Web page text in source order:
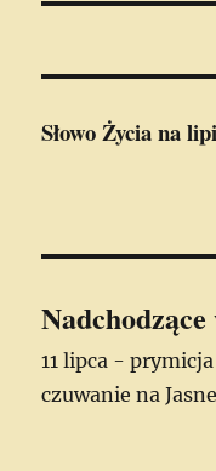
Słowo Życiana
11 lipca -
czuwanie na